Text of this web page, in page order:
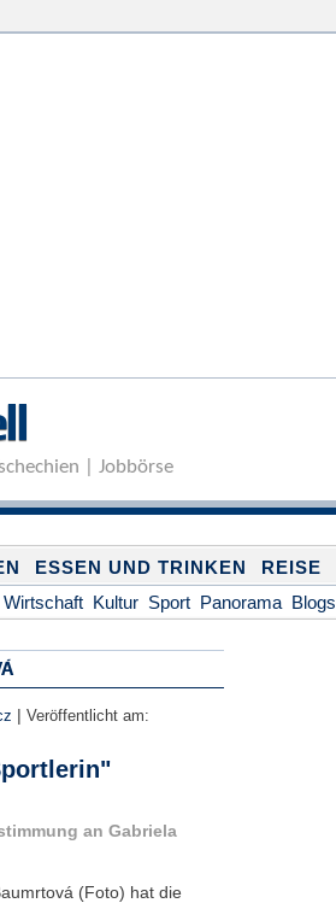
| Jobbörse
ESSEN UND TRINKEN REISE
Wirtschaft Kultur Sport Panorama Blogs
| Veröffentlicht am:
an Gabriela
(Foto) hat die